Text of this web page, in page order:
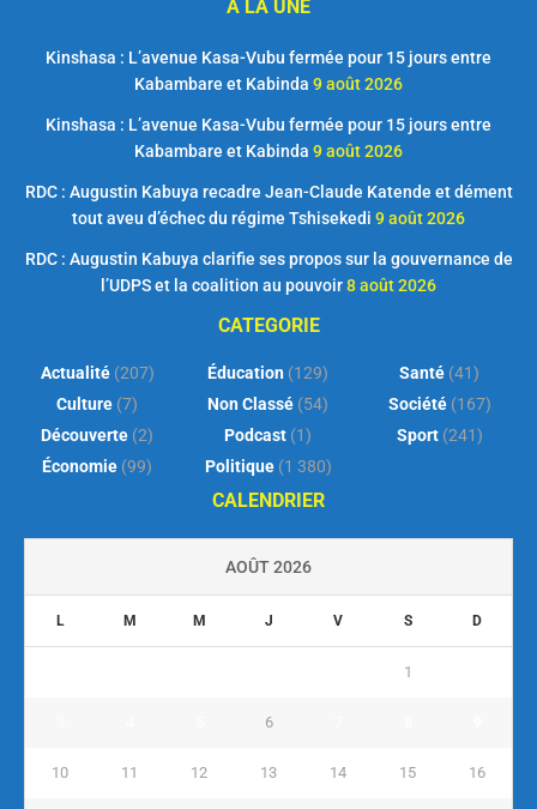
A LA UNE
Kinshasa : L’avenue Kasa-Vubu fermée pour 15 jours entre
Kabambare et Kabinda 9 août 2026
Kinshasa : L’avenue Kasa-Vubu fermée pour 15 jours entre
Kabambare et Kabinda 9 août 2026
RDC : Augustin Kabuya recadre Jean-Claude Katende et dément
tout aveu d’échec du régime Tshisekedi 9 août 2026
RDC : Augustin Kabuya clarifie ses propos sur la gouvernance de
l’UDPS et la coalition au pouvoir8 août 2026
CATEGORIE
Actualité(207)
Culture (7)
Découverte (2)
Économie (99)
Éducation (129)
Non Classé (54)
Podcast (1)
Politique(1 380)
Santé (41)
Société(167)
Sport(241)
CALENDRIER
AOÛT 2026
L M M J V S D
1
6
10 11 12 13 14 15 16